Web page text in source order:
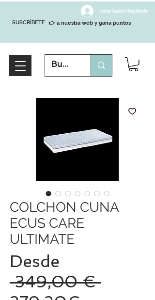
SUSCRÍBETE
Inicia Sesión/Regístrate
👉 a nuestra web y gana puntos
COLCHON CUNA
ECUS CARE
ULTIMATE
Desde
349,00 € Precio